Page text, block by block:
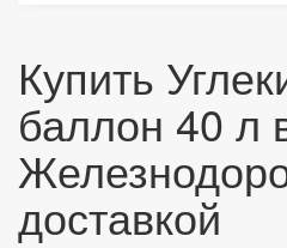
Купить
баллон 40 л
доставкой